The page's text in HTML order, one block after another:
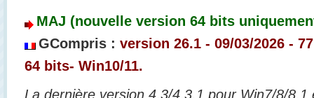
MAJ (nouvelle version 64 bits
GCompris : version 26.1 - 09/03/2026 -
64 bits- Win10/11.
La dernière version 4.3/4.3.1 pour Win7/8/8.1